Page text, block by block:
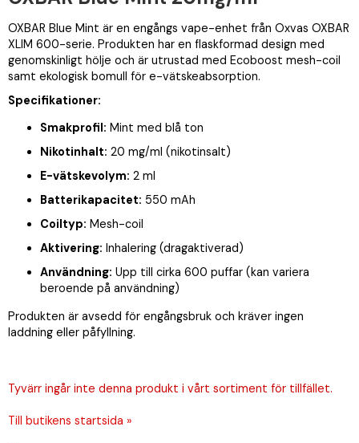
OXBAR Blue Mint är en engångs vape-enhet från Oxvas OXBAR
XLIM 600-serie. Produkten har en flaskformad design med
genomskinligt hölje och är utrustad med Ecoboost mesh-coil
samt ekologisk bomull för e-vätskeabsorption.
Specifikationer:
Smakprofil: Mint med blå ton
Nikotinhalt: 20 mg/ml (nikotinsalt)
E-vätskevolym: 2 ml
Batterikapacitet: 550 mAh
Coiltyp: Mesh-coil
Aktivering: Inhalering (dragaktiverad)
Användning: Upp till cirka 600 puffar (kan variera
beroende på användning)
Produkten är avsedd för engångsbruk och kräver ingen
laddning eller påfyllning.
Tyvärr ingår inte denna produkt i vårt sortiment för tillfället.
Till butikens startsida »